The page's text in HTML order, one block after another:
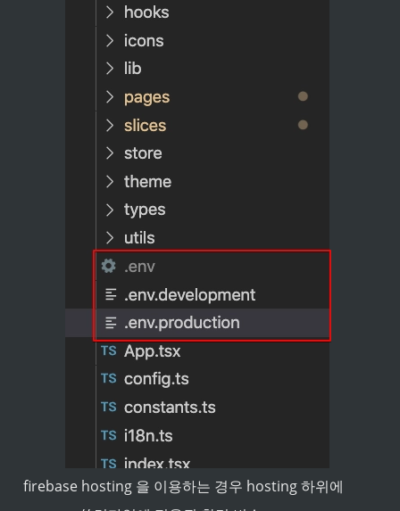
firebase hosting 을 이용하는 경우 hosting 하위에